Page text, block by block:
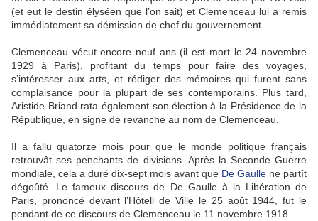
(et eut le destin élyséen que l’on sait) et Clemenceau lui a remis
immédiatement sa démission de chef du gouvernement.
Clemenceau vécut encore neuf ans (il est mort le 24 novembre
1929 à Paris), profitant du temps pour faire des voyages,
s’intéresser aux arts, et rédiger des mémoires qui furent sans
complaisance pour la plupart de ses contemporains. Plus tard,
Aristide Briand rata également son élection à la Présidence de la
République, en signe de revanche au nom de Clemenceau.
Il a fallu quatorze mois pour que le monde politique français
retrouvât ses penchants de divisions. Après la Seconde Guerre
mondiale, cela a duré dix-sept mois avant que De Gaulle ne partît
dégoûté. Le fameux discours de De Gaulle à la Libération de
Paris, prononcé devant l’Hôtell de Ville le 25 août 1944, fut le
pendant de ce discours de Clemenceau le 11 novembre 1918.